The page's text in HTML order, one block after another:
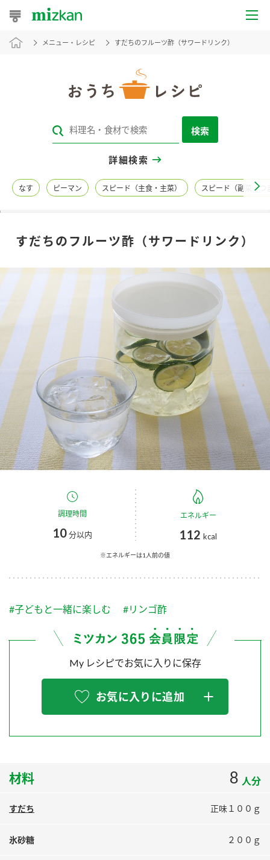
おうちレシピ
レシピカテゴリ一覧
レシピ名特集
商品情報
商品カテゴリ
調味酢
お酢ドリンク ぽん酢
みりん風・料理酒 鍋用調味料
つゆ たれ
スープ 中華
ふりかけ
炊き込みご飯の素 米飯用調味液
新商品一覧
キャンペーン情報
ブランド・スペシャルサイト
ブランド・スペシャルサイト トップ
商品ブランドサイト
Fibee（ファイビー）
くらしプラ酢
お酢ドリンク
つゆ
PIN印
スペシャルサイト
お酢を知ろう！
ぽん酢サワー
ミツカンのCM
企業情報
国内事業概要
企業理念
ミツカンの歴史
ミツカンを知る
環境への取り組み
ZENB initiative
MIM（ミツカンミュージアム）
各部門が大切にしていること
販売終了製品のご案内
よくあるご質問
地図から取り扱い店舗を探す
メニュー・レシピ すだちのフルーツ酢（サワードリンク）
検索
詳細検索
なす ピーマン スピード（主食・主菜） スピード（副菜・つ
すだちのフルーツ酢（サワードリンク）
調理時間
10分以内
エネルギー
112 kcal
※エネルギーは1人前の値
#子どもと一緒に楽しむ #リンゴ酢
My レシピでお気に入りに保存
お気に入りに追加
材料 8 人分
すだち 正味１００ｇ
氷砂糖 ２００ｇ